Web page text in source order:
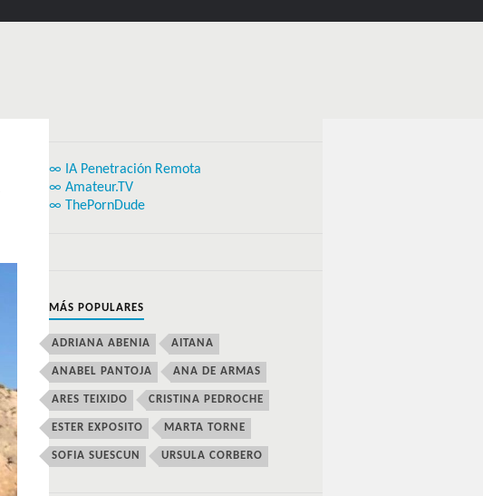
∞ IA Penetración Remota
∞ Amateur.TV
∞ ThePornDude
MÁS POPULARES
ADRIANA ABENIA AITANA
ANABEL PANTOJA ANA DE ARMAS
ARES TEIXIDO CRISTINA PEDROCHE
ESTER EXPOSITO MARTA TORNE
SOFIA SUESCUN URSULA CORBERO